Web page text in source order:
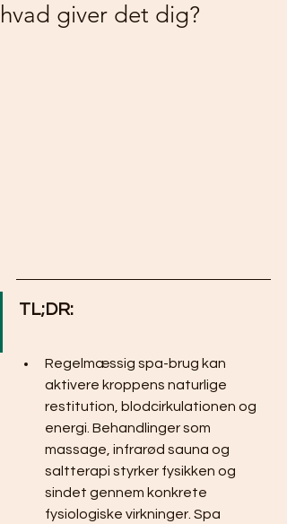
hvad giver det dig?
TL;DR:
Regelmæssig spa-brug kan
aktivere kroppens naturlige
restitution, blodcirkulationen og
energi. Behandlinger som
massage, infrarød sauna og
saltterapi styrker fysikken og
sindet gennem konkrete
fysiologiske virkninger. Spa